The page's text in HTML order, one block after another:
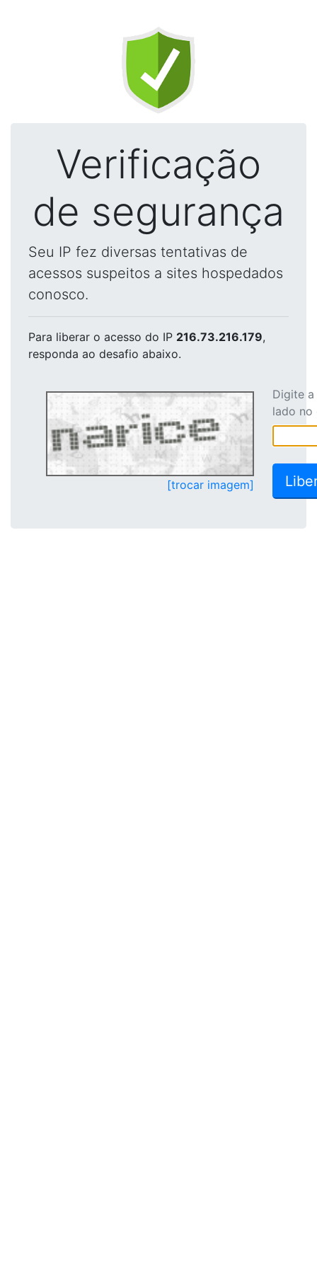
Verificação
de segurança
Seu IP fez diversas tentativas de
acessos suspeitos a sites hospedados
conosco.
Para liberar o acesso do IP 216.73.216.179,
responda ao desafio abaixo.
[trocar imagem]
Digite
lado no